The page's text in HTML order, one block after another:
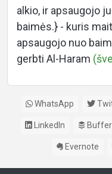
alkio, ir apsaugojo
baimės.} - kuris
apsaugojo nuo
gerbti Al-Haram
WhatsApp
LinkedIn Buffer
Evernote